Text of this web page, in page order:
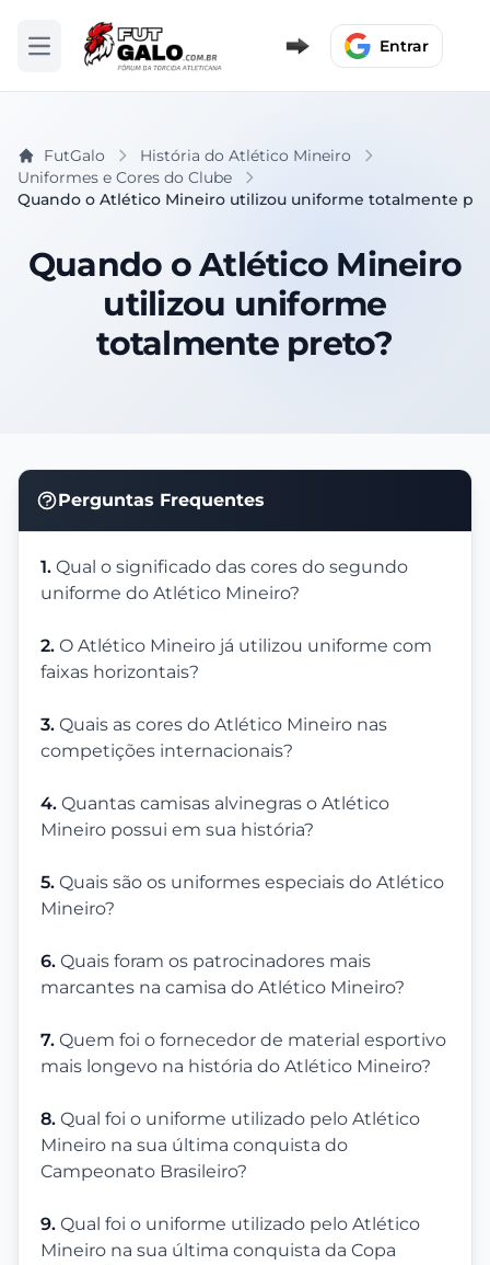
Abrir menu Entrar
FutGalo
História do Atlético Mineiro
Uniformes e Cores do Clube
Quando o Atlético Mineiro utilizou uniforme totalmente
Quando o Atlético Mineiro
utilizou uniforme
totalmente preto?
Perguntas Frequentes
1. Qual o significado das cores do segundo
uniforme do Atlético Mineiro?
2. O Atlético Mineiro já utilizou uniforme com
faixas horizontais?
3. Quais as cores do Atlético Mineiro nas
competições internacionais?
4. Quantas camisas alvinegras o Atlético
Mineiro possui em sua história?
5. Quais são os uniformes especiais do Atlético
Mineiro?
6. Quais foram os patrocinadores mais
marcantes na camisa do Atlético Mineiro?
7. Quem foi o fornecedor de material esportivo
mais longevo na história do Atlético Mineiro?
8. Qual foi o uniforme utilizado pelo Atlético
Mineiro na sua última conquista do
Campeonato Brasileiro?
9. Qual foi o uniforme utilizado pelo Atlético
Mineiro na sua última conquista da Copa